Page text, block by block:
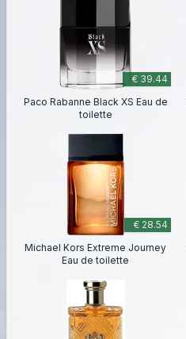
€ 39.44
Paco Rabanne Black XS Eau de
toilette
€ 28.54
Michael Kors Extreme Journey
Eau de toilette